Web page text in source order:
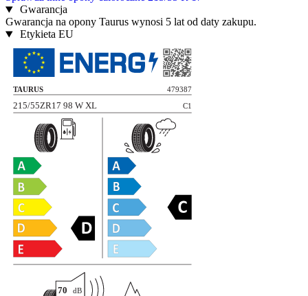
Gwarancja
Gwarancja na opony Taurus wynosi 5 lat od daty zakupu.
Etykieta EU